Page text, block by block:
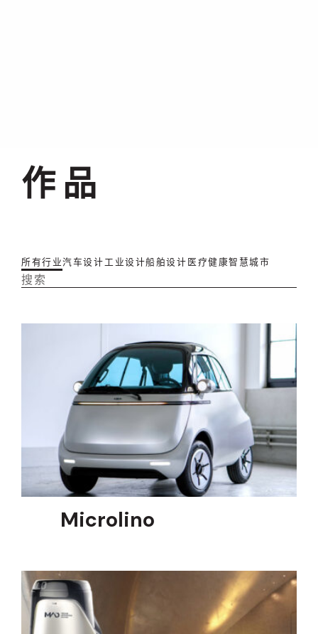
作品
所有行业汽车设计工业设计船舶设计医疗健康智慧城市
Microlino